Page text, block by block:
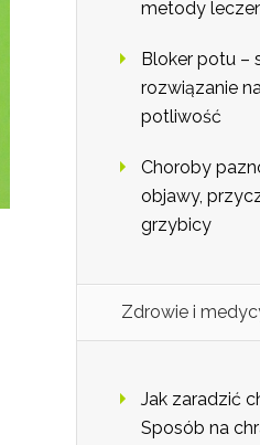
metody
Bloker potu –
rozwiązanie
potliwość
Choroby
objawy,
grzybicy
Zdrowie i
Jak zaradzić
Sposób na